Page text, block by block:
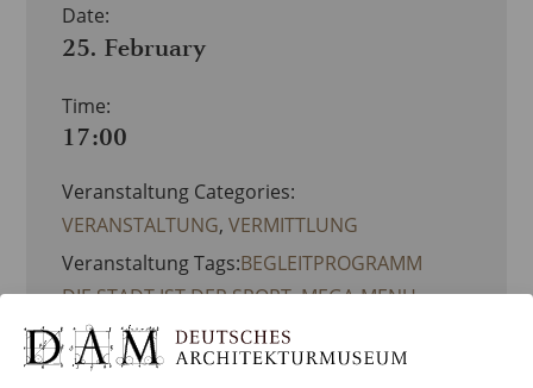
Date:
25. February
Time:
17:00
Veranstaltung Categories:
VERANSTALTUNG,VERMITTLUNG
Veranstaltung Tags:BEGLEITPROGRAMM
DIE STADT IST DER SPORT,MEGA-MENU-
VERMITTLUNG